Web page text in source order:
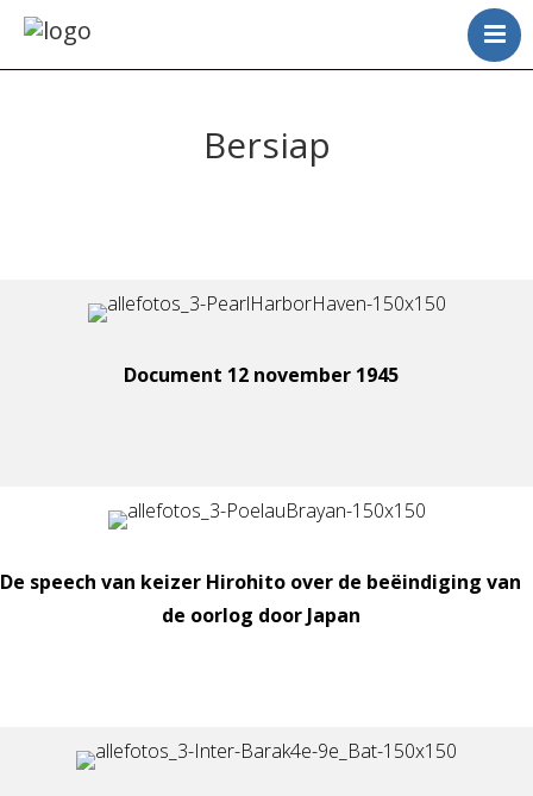
Bersiap
Document 12 november 1945
De speech van keizer Hirohito over de beëindiging van
de oorlog door Japan